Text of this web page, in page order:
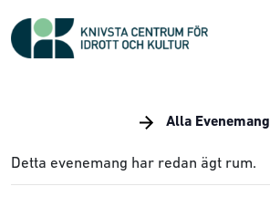
Alla Evenemang
Detta evenemang har redan ägt rum.